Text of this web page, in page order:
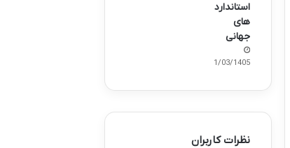
استاندارد
های
جهانی
21/03/1405
نظرات کاربران